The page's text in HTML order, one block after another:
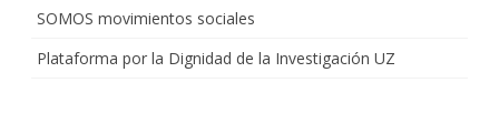
SOMOS movimientos sociales
Plataforma por la Dignidad de la Investigación UZ